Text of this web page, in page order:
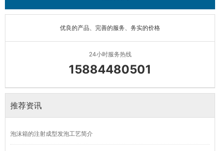
优良的产品、完善的服务、务实的价格
24小时服务热线
15884480501
推荐资讯
泡沫箱的注射成型发泡工艺简介